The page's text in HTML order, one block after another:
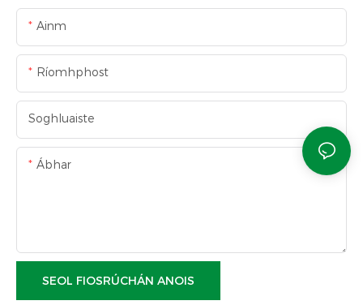
Ainm
Ríomhphost
Soghluaiste
Ábhar
SEOL FIOSRÚCHÁN ANOIS